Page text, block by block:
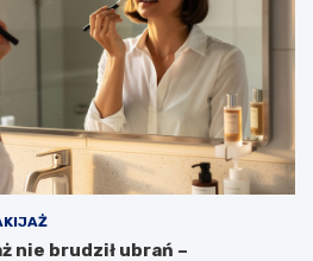
nie brudził ubrań –